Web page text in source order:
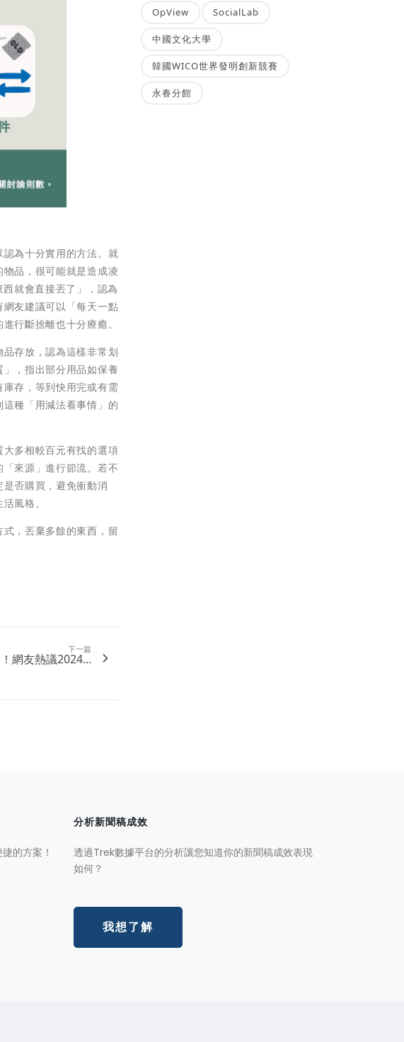
為十分實用的方法。就
品，很可能就是造成凌
就會直接丟了」，認為
友建議可以「每天一點
行斷捨離也十分療癒。
存放，認為這樣非常划
，指出部分用品如保養
存，等到快用完或有需
種「用減法看事情」的
多相較百元有找的選項
來源」進行節流。若不
否購買，避免衝動消
風格。
，丟棄多餘的東西，留
下一篇
網友熱議2024...
OpView SocialLab
中國文化大學
韓國WICO世界發明創新競賽
永春分館
的方案！
分析新聞稿成效
透過Trek數據平台的分析讓您知道你的新聞稿成效表現
如何？
我想了解